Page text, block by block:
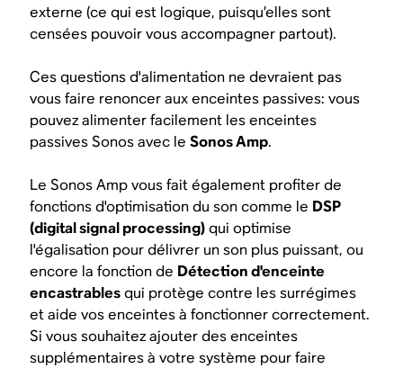
externe (ce qui est logique, puisqu’elles sont
censées pouvoir vous accompagner partout).
Ces questions d'alimentation ne devraient pas
vous faire renoncer aux enceintes passives: vous
pouvez alimenter facilement les enceintes
passives Sonos avec leSonos Amp.
Le Sonos Amp vous fait également profiter de
fonctions d'optimisation du son comme le DSP
(digital signal processing)qui optimise
l'égalisation pour délivrer un son plus puissant, ou
encore la fonction de Détection d'enceinte
encastrablesqui protège contre les surrégimes
et aide vos enceintes à fonctionner correctement.
Si vous souhaitez ajouter des enceintes
supplémentaires à votre système pour faire